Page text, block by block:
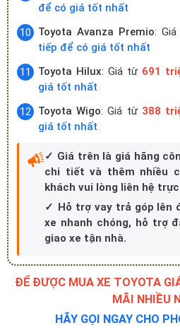
để có giá tốt nhất
Toyota Avanza Premio:
tiếp để có giá tốt nhất
Toyota Hilux: Giá từ 691
giá tốt nhất
Toyota Wigo: Giá từ 388
giá tốt nhất
✓ Giá trên là giá hãng
chi tiết và thêm nhiều
khách vui lòng liên hệ
✓ Hỗ trợ vay trả góp lên
xe nhanh chóng, hỗ trợ
giao xe tận nhà.
ĐỂ ĐƯỢC MUA XE TOYOTA
MÃI NHIỀU
HÃY GỌI NGAY CHO